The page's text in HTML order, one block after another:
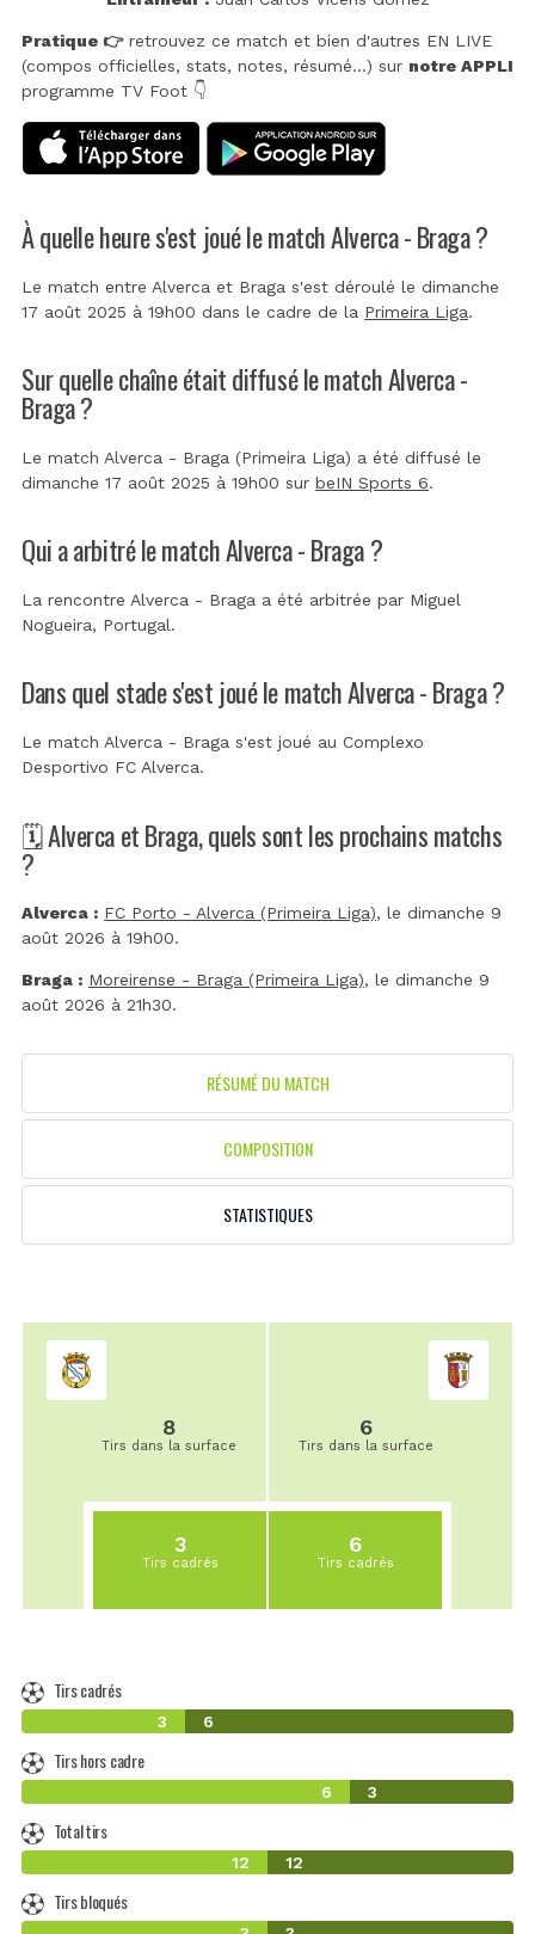
Pratique 👉retrouvez ce match et bien d'autres EN LIVE
(compos officielles, stats, notes, résumé...) sur notre APPLI
programme TV Foot 👇
À quelle heure s'est joué le match Alverca - Braga ?
Le match entre Alverca et Braga s'est déroulé le dimanche
17 août 2025 à 19h00 dans le cadre de la Primeira Liga.
Sur quelle chaîne était diffusé le match Alverca -
Braga ?
Le match Alverca - Braga (Primeira Liga) a été diffusé le
dimanche 17 août 2025 à 19h00 sur beIN Sports 6.
Qui a arbitré le match Alverca - Braga ?
La rencontre Alverca - Braga a été arbitrée par Miguel
Nogueira, Portugal.
Dans quel stade s'est joué le match Alverca - Braga ?
Le match Alverca - Braga s'est joué au Complexo
Desportivo FC Alverca.
🗓️ Alverca et Braga, quels sont les prochains matchs
?
Alverca : FC Porto - Alverca (Primeira Liga), le dimanche 9
août 2026 à 19h00.
Braga : Moreirense - Braga (Primeira Liga), le dimanche 9
août 2026 à 21h30.
RÉSUMÉ DU MATCH
COMPOSITION
STATISTIQUES
8
Tirs dans la surface
3
Tirs cadrés
6
Tirs dans la surface
6
Tirs cadrés
Tirs cadrés
3 6
Tirs hors cadre
6 3
Total tirs
12 12
Tirs bloqués